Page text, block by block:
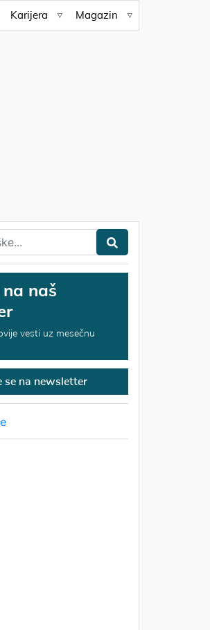
Karijera Magazin
naš
vesti uz mesečnu
se na newsletter